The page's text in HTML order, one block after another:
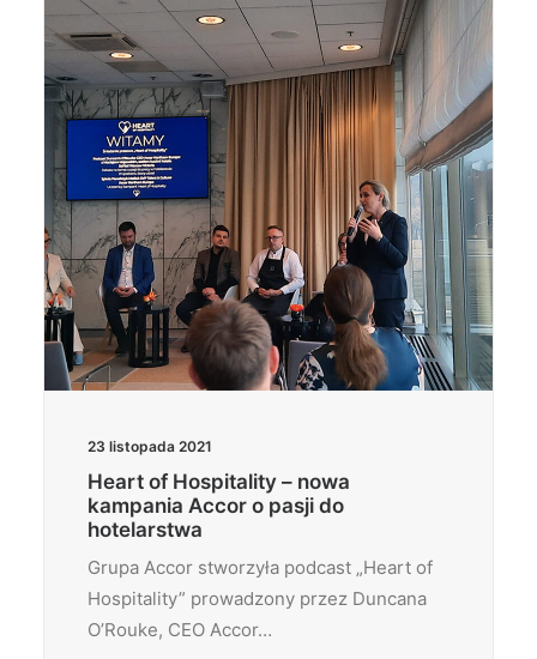
23 listopada 2021
Heart of Hospitality – nowa
kampania Accor o pasji do
hotelarstwa
Grupa Accor stworzyła podcast „Heart of
Hospitality” prowadzony przez Duncana
O’Rouke, CEO Accor…